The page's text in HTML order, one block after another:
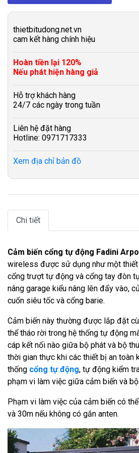
thietbitudong.net.vn
cam kết hàng chính hiệu
Hoàn tiền lại 120%
Nếu phát hiện hàng giả
Hỗ trợ khách hàng
24/7 các ngày trong tuần
Liên hệ đặt hàng
Hotline: 0971717333
Xem địa chỉ bản đồ
Chi tiết
Cảm biến cổng tự động Fadini
wireless được sử dụng như một thiết
cổng trượt tự động và cổng tay đòn
nâng garage kiểu nâng lên đẩy vào,
cuốn siêu tốc và cổng barie.
Cảm biến này thường được lắp đặt
thể tháo rời trong hệ thống tự động
cáp kết nối nào giữa bộ phát và bộ
thời gian thực khi các thiết bị an toàn
thống cổng tự động, tự động kiểm
phạm vi làm việc giữa cảm biến và
Phạm vi làm việc của cảm biến có
và 30m nếu không có gắn anten.